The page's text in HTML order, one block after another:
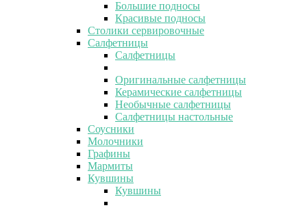
Большие подносы
Красивые подносы
Столики сервировочные
Салфетницы
Салфетницы
Оригинальные салфетницы
Керамические салфетницы
Необычные салфетницы
Салфетницы настольные
Соусники
Молочники
Графины
Мармиты
Кувшины
Кувшины